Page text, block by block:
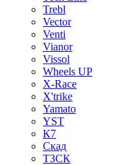
Trebl
Vector
Venti
Vianor
Vissol
Wheels UP
X-Race
X'trike
Yamato
YST
К7
Скад
ТЗСК